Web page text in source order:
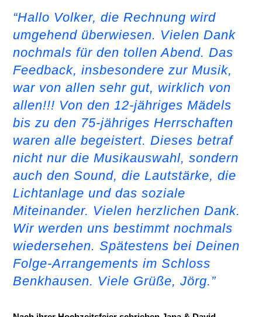
“Hallo Volker, die Rechnung wird
umgehend überwiesen. Vielen Dank
nochmals für den tollen Abend. Das
Feedback, insbesondere zur Musik,
war von allen sehr gut, wirklich von
allen!!! Von den 12-jähriges Mädels
bis zu den 75-jähriges Herrschaften
waren alle begeistert. Dieses betraf
nicht nur die Musikauswahl, sondern
auch den Sound, die Lautstärke, die
Lichtanlage und das soziale
Miteinander. Vielen herzlichen Dank.
Wir werden uns bestimmt nochmals
wiedersehen. Spätestens bei Deinen
Folge-Arrangements im Schloss
Benkhausen. Viele Grüße, Jörg.”